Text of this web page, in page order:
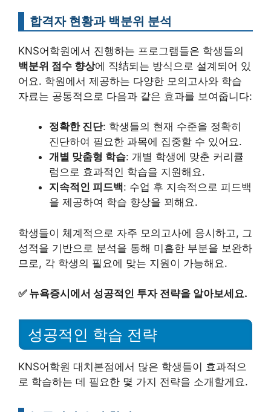
합격자 현황과 백분위 분석
KNS어학원에서 진행하는 프로그램들은 학생들의
백분위 점수 향상에 직结되는 방식으로 설계되어 있
어요. 학원에서 제공하는 다양한 모의고사와 학습
자료는 공통적으로 다음과 같은 효과를 보여줍니다:
정확한 진단: 학생들의 현재 수준을 정확히
진단하여 필요한 과목에 집중할 수 있어요.
개별 맞춤형 학습: 개별 학생에 맞춘 커리큘
럼으로 효과적인 학습을 지원해요.
지속적인 피드백: 수업 후 지속적으로 피드백
을 제공하여 학습 향상을 꾀해요.
학생들이 체계적으로 자주 모의고사에 응시하고, 그
성적을 기반으로 분석을 통해 미흡한 부분을 보완하
므로, 각 학생의 필요에 맞는 지원이 가능해요.
✅ 뉴욕증시에서 성공적인 투자 전략을 알아보세요.
성공적인 학습 전략
KNS어학원 대치본점에서 많은 학생들이 효과적으
로 학습하는 데 필요한 몇 가지 전략을 소개할게요.